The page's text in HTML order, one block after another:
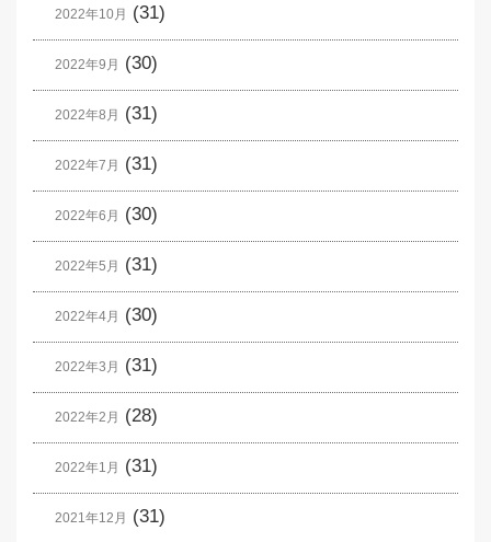
2022年10月 (31)
2022年9月 (30)
2022年8月 (31)
2022年7月 (31)
2022年6月 (30)
2022年5月 (31)
2022年4月 (30)
2022年3月 (31)
2022年2月 (28)
2022年1月 (31)
2021年12月 (31)